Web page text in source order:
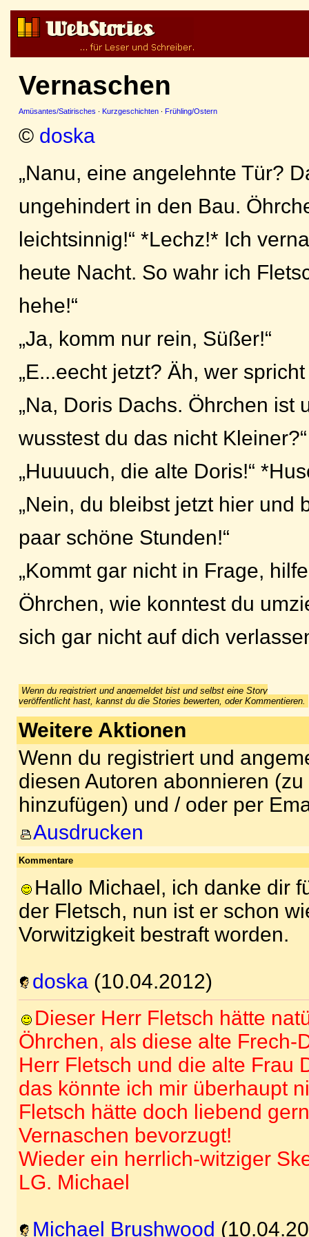
Vernaschen
Amüsantes/Satirisches · Kurzgeschichten · Frühling/Ostern
© doska
„Nanu, eine angelehnte Tür?
ungehindert in den Bau.
leichtsinnig!“ *Lechz!* Ich
heute Nacht. So wahr ich
hehe!“
„Ja, komm nur rein, Süßer!“
„E...eecht jetzt? Äh, wer
„Na, Doris Dachs. Öhrchen ist
wusstest du das nicht Kleiner?“
„Huuuuch, die alte Doris!“
„Nein, du bleibst jetzt hier und
paar schöne Stunden!“
„Kommt gar nicht in Frage,
Öhrchen, wie konntest du
sich gar nicht auf dich
Wenn du registriert und angemeldet bist und selbst eine Story
veröffentlicht hast, kannst du die Stories bewerten, oder Kommentieren.
Weitere Aktionen
Wenn du registriert und
diesen Autoren abonnieren
hinzufügen) und / oder per
Ausdrucken
Kommentare
Hallo Michael, ich danke dir
der Fletsch, nun ist er schon
Vorwitzigkeit bestraft worden.
doska (10.04.2012)
Dieser Herr Fletsch hätte
Öhrchen, als diese alte Frech-
Herr Fletsch und die alte Frau
das könnte ich mir überhaupt
Fletsch hätte doch liebend
Vernaschen bevorzugt!
Wieder ein herrlich-witziger
LG. Michael
Michael Brushwood